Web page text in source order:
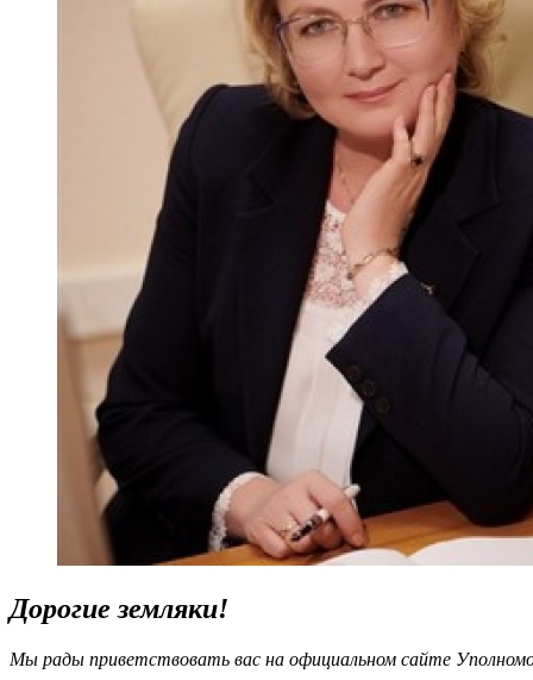
Дорогие земляки!
Мы рады приветствовать вас на официальном сайте